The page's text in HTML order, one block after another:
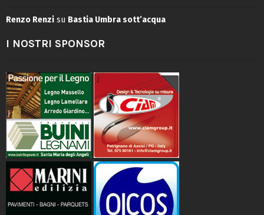
Renzo Renzi su Bastia Umbra sott’acqua
I NOSTRI SPONSOR